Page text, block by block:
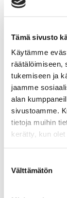
Tämä sivusto
Käytämme
räätälöimiseen,
tukemiseen ja
jaamme
alan
sivustoamme.
tietoja muihin
kerätty, kun
valinta
Välttämätön
Mönkijät
Can-
Can-